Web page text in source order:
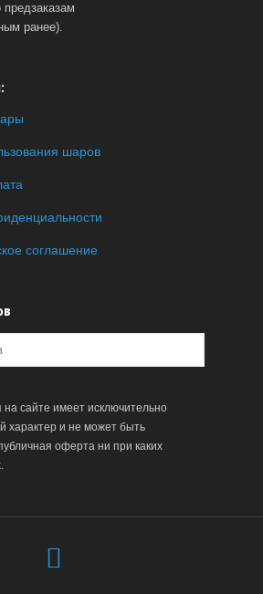
ранее).
шаров
соглашение
сайте имеет исключительно
характер и не может быть
оферта ни при каких